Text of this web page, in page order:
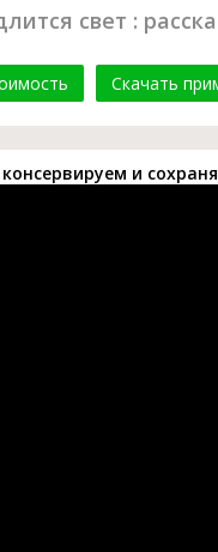
свет :
Скачать
и